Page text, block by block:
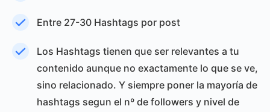
Entre 27-30 Hashtags por post
Los Hashtags tienen que ser relevantes a tu
contenido aunque no exactamente lo que se ve,
sino relacionado. Y siempre poner la mayoría de
hashtags segun el nº de followers y nivel de